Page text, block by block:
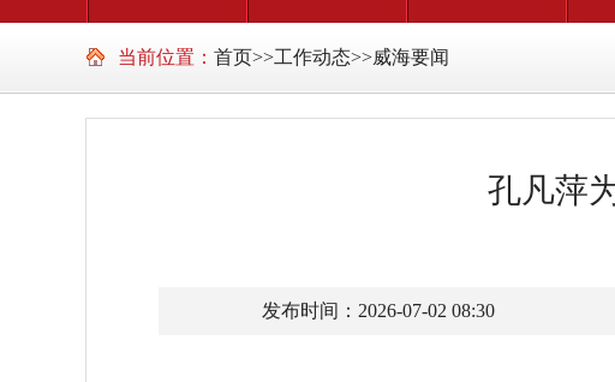
当前位置： 首页>>工作动态>>威海要闻
孔凡萍
发布时间：2026-07-02 08:30